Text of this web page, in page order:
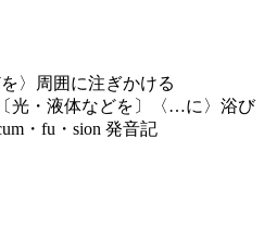
〉周囲に注ぎかける
〔光・液体などを〕〈…に〉浴び
・fu・sion 発音記